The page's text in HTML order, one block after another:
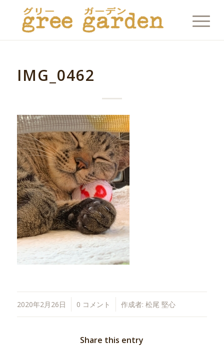
IMG_0462
2020年2月26日 0 コメント
/ 作成者: 松尾 堅心
Share this entry